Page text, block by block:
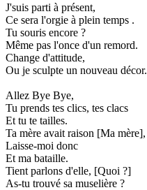
J'suis parti à présent,
Ce sera l'orgie à plein temps .
Tu souris encore ?
Même pas l'once d'un remord.
Change d'attitude,
Ou je sculpte un nouveau décor.
Allez Bye Bye,
Tu prends tes clics, tes clacs
Et tu te tailles.
Ta mère avait raison [Ma mère],
Laisse-moi donc
Et ma bataille.
Tient parlons d'elle, [Quoi ?]
As-tu trouvé sa muselière ?